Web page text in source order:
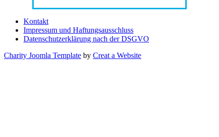
Kontakt
Impressum und Haftungsausschluss
Datenschutzerklärung nach der DSGVO
Charity Joomla Template by Creat a Website